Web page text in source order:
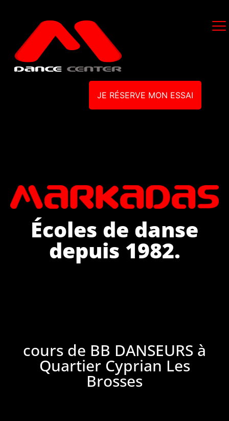
JE RÉSERVE MON ESSAI
Écoles de danse
depuis 1982.
cours de BB DANSEURS à
Quartier Cyprian Les
Brosses